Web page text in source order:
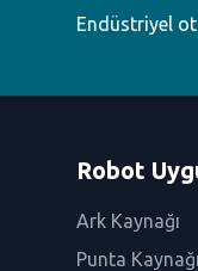
Endüstriyel
Robot
Ark Kaynağı
Punta Kaynağı